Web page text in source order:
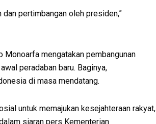
pertimbangan oleh presiden,”
mengatakan pembangunan
peradaban baru. Baginya,
di masa mendatang.
untuk memajukan kesejahteraan rakyat,
siaran pers Kementerian